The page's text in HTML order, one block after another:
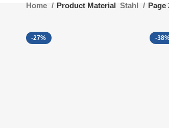
Home Product Material Stahl Page
-27% -